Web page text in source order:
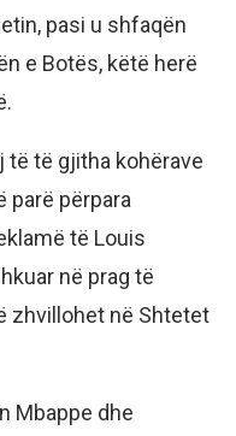
pasi u shfaqën
e Botës, këtë herë
të gjitha kohërave
parë përpara
të Louis
në prag të
zhvillohet në Shtetet
Mbappe dhe